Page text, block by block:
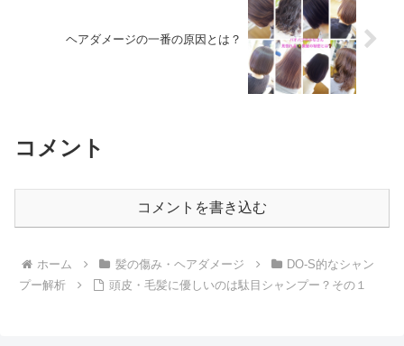
ヘアダメージの一番の原因とは？
コメント
コメントを書き込む
ホーム 髪の傷み・ヘアダメージ
DO-S的なシャン
プー解析
頭皮・毛髪に優しいのは駄目シャンプー？その１